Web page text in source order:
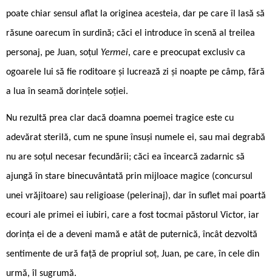
poate chiar sensul aflat la originea acesteia, dar pe care îl lasă să
răsune oarecum în surdină; căci el introduce în scenă al treilea
personaj, pe Juan, soțul Yermei, care e preocupat exclusiv ca
ogoarele lui să fie roditoare și lucrează zi și noapte pe câmp, fără
a lua în seamă dorințele soției.
Nu rezultă prea clar dacă doamna poemei tragice este cu
adevărat sterilă, cum ne spune însuși numele ei, sau mai degrabă
nu are soțul necesar fecundării; căci ea încearcă zadarnic să
ajungă în stare binecuvântată prin mijloace magice (concursul
unei vrăjitoare) sau religioase (pelerinaj), dar în suflet mai poartă
ecouri ale primei ei iubiri, care a fost tocmai păstorul Victor, iar
dorința ei de a deveni mamă e atât de puternică, încât dezvoltă
sentimente de ură față de propriul soț, Juan, pe care, în cele din
urmă, îl sugrumă.